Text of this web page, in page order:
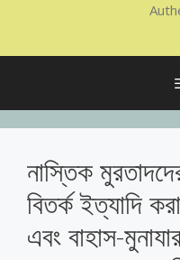
নাস্তিক
বিতর্ক ইত্যাদি
এবং বাহাস-